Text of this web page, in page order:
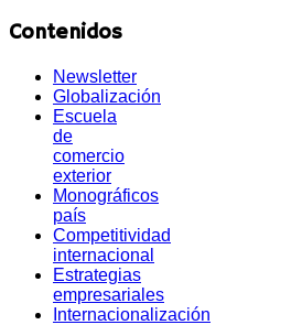
Contenidos
Newsletter
Globalización
Escuela
de
comercio
exterior
Monográficos
país
Competitividad
internacional
Estrategias
empresariales
Internacionalización